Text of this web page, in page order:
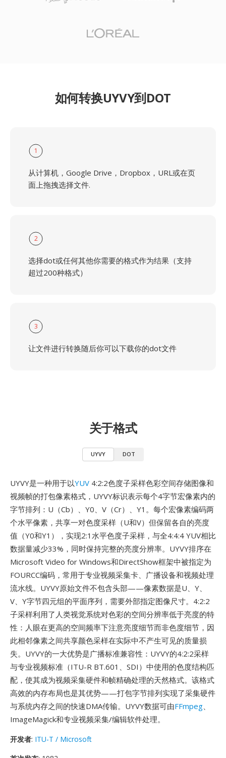
如何转换UYVY到DOT
1
从计算机，Google Drive，Dropbox，URL或在页
面上拖拽选择文件.
2
选择dot或任何其他你需要的格式作为结果（支持
超过200种格式）
3
让文件进行转换随后你可以下载你的dot文件
关于格式
UYVY DOT
UYVY是一种用于以YUV 4:2:2色度子采样色彩空间存储图像和
视频帧的打包像素格式，UYVY标识表示每个4字节宏像素内的
字节排列：U（Cb）、Y0、V（Cr）、Y1。每个宏像素编码两
个水平像素，共享一对色度采样（U和V）但保留各自的亮度
值（Y0和Y1），实现2:1水平色度子采样，与全4:4:4 YUV相比
数据量减少33%，同时保持完整的亮度分辨率。UYVY排序在
Microsoft Video for Windows和DirectShow框架中被指定为
FOURCC编码，常用于专业视频采集卡、广播设备和视频处理
流水线。UYVY原始文件不包含头部——像素数据是U、Y、
V、Y字节四元组的平面序列，需要外部指定图像尺寸。4:2:2
子采样利用了人类视觉系统对色彩的空间分辨率低于亮度的特
性：人眼在更高的空间频率下注意亮度细节而非色度细节，因
此相邻像素之间共享颜色采样在实际中不产生可见的质量损
失。UYVY的一大优势是广播标准兼容性：UYVY的4:2:2采样
与专业视频标准（ITU-R BT.601、SDI）中使用的色度结构匹
配，使其成为视频采集硬件和帧精确处理的天然格式。该格式
高效的内存布局也是其优势——打包字节排列实现了采集硬件
与系统内存之间的快速DMA传输。UYVY数据可由FFmpeg、
ImageMagick和专业视频采集/编辑软件处理。
开发者: ITU-T / Microsoft